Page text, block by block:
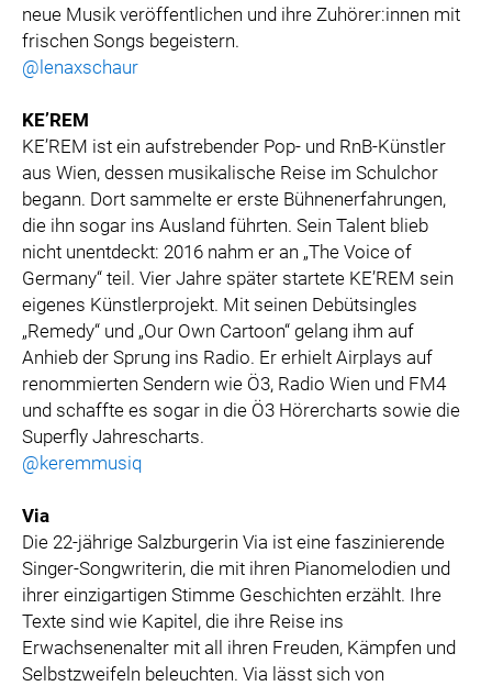
neue Musik veröffentlichen und ihre Zuhörer:innen mit
frischen Songs begeistern.
@lenaxschaur
KE’REM
KE’REM ist ein aufstrebender Pop- und RnB-Künstler
aus Wien, dessen musikalische Reise im Schulchor
begann. Dort sammelte er erste Bühnenerfahrungen,
die ihn sogar ins Ausland führten. Sein Talent blieb
nicht unentdeckt: 2016 nahm er an „The Voice of
Germany“ teil. Vier Jahre später startete KE’REM sein
eigenes Künstlerprojekt. Mit seinen Debütsingles
„Remedy“ und „Our Own Cartoon“ gelang ihm auf
Anhieb der Sprung ins Radio. Er erhielt Airplays auf
renommierten Sendern wie Ö3, Radio Wien und FM4
und schaffte es sogar in die Ö3 Hörercharts sowie die
Superfly Jahrescharts.
@keremmusiq
Via
Die 22-jährige Salzburgerin Via ist eine faszinierende
Singer-Songwriterin, die mit ihren Pianomelodien und
ihrer einzigartigen Stimme Geschichten erzählt. Ihre
Texte sind wie Kapitel, die ihre Reise ins
Erwachsenenalter mit all ihren Freuden, Kämpfen und
Selbstzweifeln beleuchten. Via lässt sich von